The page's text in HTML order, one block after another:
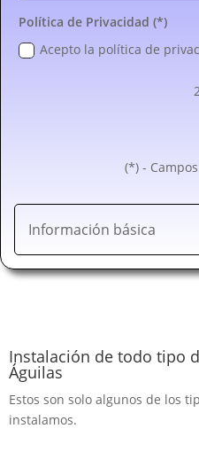
Política de Privacidad (*)
Acepto la política de
(*) -
Información básica
Instalación de todo tipo
Águilas
Estos son solo algunos de los
instalamos.